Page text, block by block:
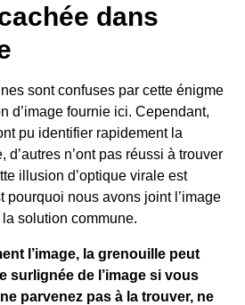
dans
sont confuses par cette énigme
d’image fournie ici. Cependant,
pu identifier rapidement la
d’autres n’ont pas réussi à trouver
illusion d’optique virale est
pourquoi nous avons joint l’image
solution commune.
l’image, la grenouille peut
surlignée de l’image si vous
parvenez pas à la trouver, ne